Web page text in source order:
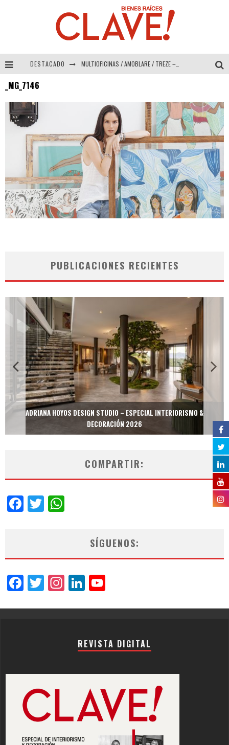
DESTACADO MULTIOFICINAS / AMOBLARE / TREZE – Especial Interiorismo & Decoración 2026
COLINEAL – Especial Interiorismo & Decoración 2026
_MG_7146
PUBLICACIONES RECIENTES
ADRIANA HOYOS DESIGN STUDIO – ESPECIAL INTERIORISMO &
DECORACIÓN 2026
COMPARTIR:
Facebook
Twitter
SÍGUENOS:
Facebook
Twitter
Instagram
LinkedIn
REVISTA DIGITAL